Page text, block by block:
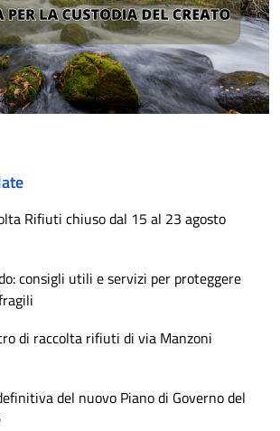
Rifiuti chiuso dal 15 al 23 agosto
consigli utili e servizi per proteggere
di raccolta rifiuti di via Manzoni
del nuovo Piano di Governo del